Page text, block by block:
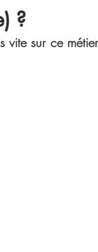
?
vite sur ce